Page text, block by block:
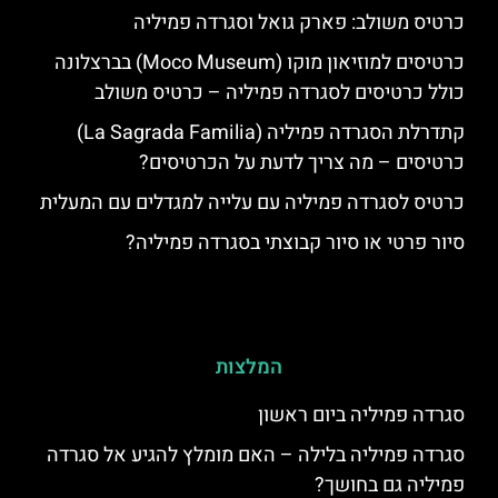
כרטיס משולב: פארק גואל וסגרדה פמיליה
כרטיסים למוזיאון מוקו (Moco Museum) בברצלונה
כולל כרטיסים לסגרדה פמיליה – כרטיס משולב
קתדרלת הסגרדה פמיליה (La Sagrada Familia)
כרטיסים – מה צריך לדעת על הכרטיסים?
כרטיס לסגרדה פמיליה עם עלייה למגדלים עם המעלית
סיור פרטי או סיור קבוצתי בסגרדה פמיליה?
המלצות
סגרדה פמיליה ביום ראשון
סגרדה פמיליה בלילה – האם מומלץ להגיע אל סגרדה
פמיליה גם בחושך?